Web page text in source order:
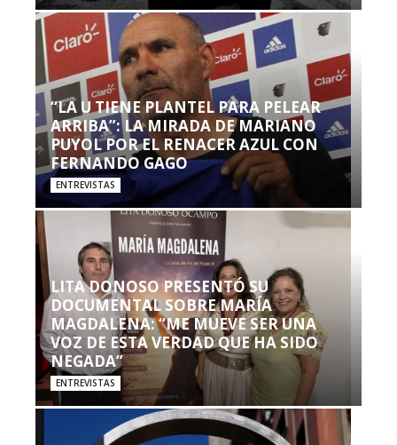
“LA U TIENE PLANTEL PARA PELEAR
ARRIBA”: LA MIRADA DE MARIANO
PUYOL POR EL RENACER AZUL CON
FERNANDO GAGO
ENTREVISTAS
LITA DONOSO PRESENTÓ SU
DOCUMENTAL SOBRE MARÍA
MAGDALENA: “ME MUEVE SER UNA
VOZ DE ESTA VERDAD QUE HA SIDO
NEGADA”
ENTREVISTAS